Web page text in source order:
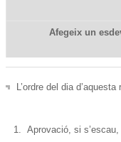
Afegeix un
L’ordre del dia
Aprovació, si